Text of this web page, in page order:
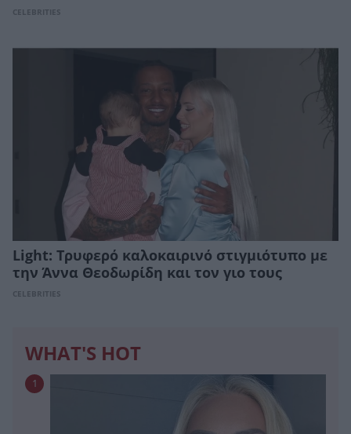
CELEBRITIES
Light: Τρυφερό καλοκαιρινό στιγμιότυπο με
την Άννα Θεοδωρίδη και τον γιο τους
CELEBRITIES
WHAT'S HOT
1